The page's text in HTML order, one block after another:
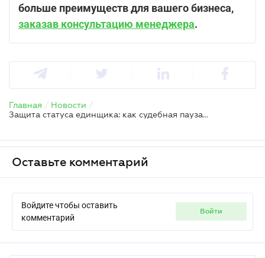
больше преимуществ для вашего бизнеса,
заказав консультацию менеджера.
Главная / Новости /
Защита статуса единщика: как судебная пауза спасает бизнес от налогового краха
Оставьте комментарий
Войдите чтобы оставить
комментарий
войти